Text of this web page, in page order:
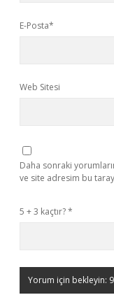
E-Posta*
Web Sitesi
Daha sonraki
ve site adresim bu
5 + 3 kaçtır?*